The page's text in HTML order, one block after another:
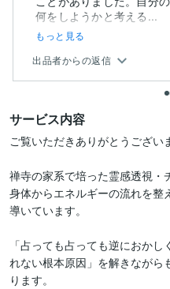
何をしようかと考える...
もっと見る
出品者からの返信
サービス内容
ご覧いただきありがとうござい
禅寺の家系で培った霊感透視・
身体からエネルギーの流れを整
導いています。
「占っても占っても逆におか
れない根本原因」を解きながら
ります。